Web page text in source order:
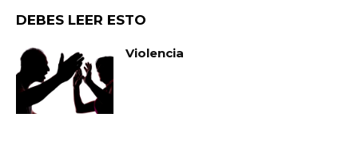
DEBES LEER ESTO
Violencia